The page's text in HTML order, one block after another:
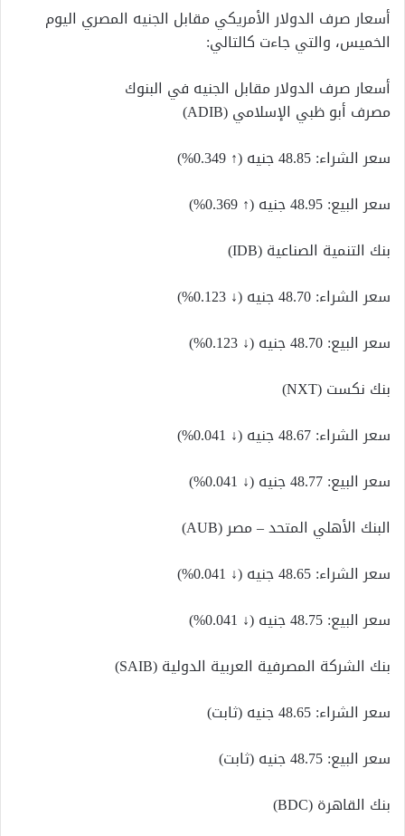
أسعار صرف الدولار الأمريكي مقابل الجنيه المصري اليوم
الخميس، والتي جاءت كالتالي:
أسعار صرف الدولار مقابل الجنيه في البنوك
مصرف أبو ظبي الإسلامي (ADIB)
سعر الشراء: 48.85 جنيه (↑ 0.349%)
سعر البيع: 48.95 جنيه (↑ 0.369%)
بنك التنمية الصناعية (IDB)
سعر الشراء: 48.70 جنيه (↓ 0.123%)
سعر البيع: 48.70 جنيه (↓ 0.123%)
بنك نكست (NXT)
سعر الشراء: 48.67 جنيه (↓ 0.041%)
سعر البيع: 48.77 جنيه (↓ 0.041%)
البنك الأهلي المتحد – مصر (AUB)
سعر الشراء: 48.65 جنيه (↓ 0.041%)
سعر البيع: 48.75 جنيه (↓ 0.041%)
بنك الشركة المصرفية العربية الدولية (SAIB)
سعر الشراء: 48.65 جنيه (ثابت)
سعر البيع: 48.75 جنيه (ثابت)
بنك القاهرة (BDC)